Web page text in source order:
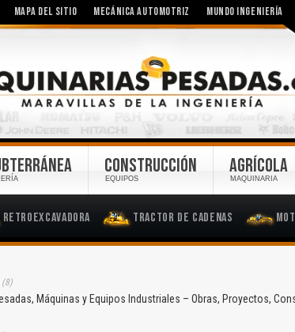
MAPA DEL SITIO MECÁNICA AUTOMOTRIZ MUNDO INGENIERÍA
Retroexcavadora Tractor de Cadenas
CONSTRUCCIÓN
EQUIPOS
AGRÍCOLA
MAQUINARIA
(8)
Máquinas y Equipos Industriales – Obras, Proyectos,